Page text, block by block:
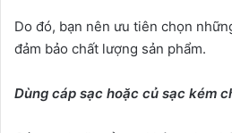
Do đó, bạn nên ưu tiên chọn
đảm bảo chất lượng sản phẩm.
Dùng cáp sạc hoặc củ sạc kém